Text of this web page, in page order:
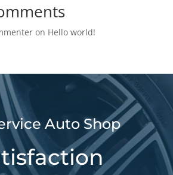
on Hello world!
Auto Shop